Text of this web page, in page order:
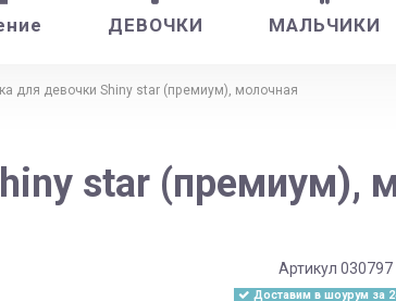
ДЕВОЧКИ МАЛЬЧИКИ
для девочки Shiny star (премиум), молочная
star (премиум),
Артикул 030797
Доставим в шоурум за